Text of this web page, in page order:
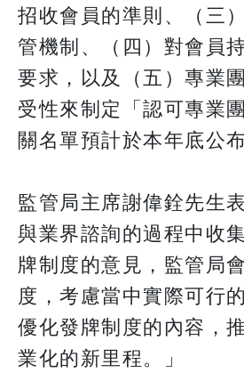
招收會員的準則、（三
管機制、（四）對會員
要求，以及（五）專業
受性來制定「認可專業
關名單預計於本年底公布
監管局主席謝偉銓先生
與業界諮詢的過程中收
牌制度的意見，監管局
度，考慮當中實際可行
優化發牌制度的內容，
業化的新里程。」